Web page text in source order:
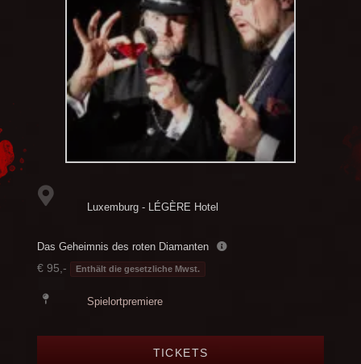
Luxemburg - LÉGÈRE Hotel
Das Geheimnis des roten Diamanten
€ 95,- Enthält die gesetzliche Mwst.
Spielortpremiere
TICKETS